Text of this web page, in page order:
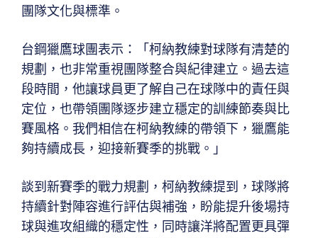
團隊文化與標準。
台鋼獵鷹球團表示：「柯納教練對球隊有清楚的
規劃，也非常重視團隊整合與紀律建立。過去這
段時間，他讓球員更了解自己在球隊中的責任與
定位，也帶領團隊逐步建立穩定的訓練節奏與比
賽風格。我們相信在柯納教練的帶領下，獵鷹能
夠持續成長，迎接新賽季的挑戰。」
談到新賽季的戰力規劃，柯納教練提到，球隊將
持續針對陣容進行評估與補強，盼能提升後場持
球與進攻組織的穩定性，同時讓洋將配置更具彈